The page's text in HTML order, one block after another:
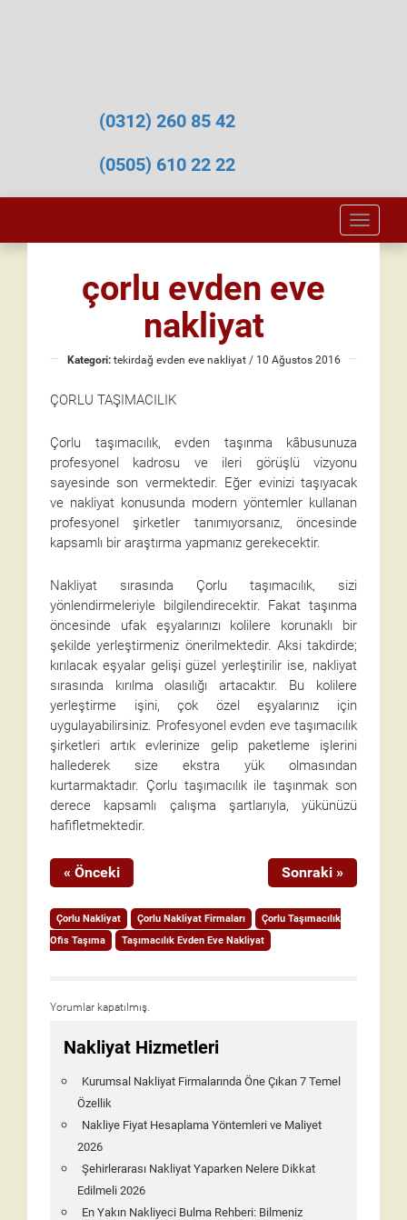
(0312) 260 85 42
(0505) 610 22 22
Toggle
çorlu evden eve
nakliyat
Kategori: tekirdağ evden eve nakliyat/ 10 Ağustos 2016
ÇORLU TAŞIMACILIK
Çorlu taşımacılık, evden taşınma kâbusunuza
profesyonel kadrosu ve ileri görüşlü vizyonu
sayesinde son vermektedir. Eğer evinizi taşıyacak
ve nakliyat konusunda modern yöntemler kullanan
profesyonel şirketler tanımıyorsanız, öncesinde
kapsamlı bir araştırma yapmanız gerekecektir.
Nakliyat sırasında Çorlu taşımacılık, sizi
yönlendirmeleriyle bilgilendirecektir. Fakat taşınma
öncesinde ufak eşyalarınızı kolilere korunaklı bir
şekilde yerleştirmeniz önerilmektedir. Aksi takdirde;
kırılacak eşyalar gelişi güzel yerleştirilir ise, nakliyat
sırasında kırılma olasılığı artacaktır. Bu kolilere
yerleştirme işini, çok özel eşyalarınız için
uygulayabilirsiniz. Profesyonel evden eve taşımacılık
şirketleri artık evlerinize gelip paketleme işlerini
hallederek size ekstra yük olmasından
kurtarmaktadır. Çorlu taşımacılık ile taşınmak son
derece kapsamlı çalışma şartlarıyla, yükünüzü
hafifletmektedir.
« Önceki Sonraki »
Çorlu Nakliyat Çorlu Nakliyat Firmaları
Çorlu Taşımacılık
Ofis Taşıma
Taşımacılık Evden Eve Nakliyat
Yorumlar kapatılmış.
Nakliyat Hizmetleri
Kurumsal Nakliyat Firmalarında Öne Çıkan 7 Temel
Özellik
Nakliye Fiyat Hesaplama Yöntemleri ve Maliyet
2026
Şehirlerarası Nakliyat Yaparken Nelere Dikkat
Edilmeli 2026
En Yakın Nakliyeci Bulma Rehberi: Bilmeniz